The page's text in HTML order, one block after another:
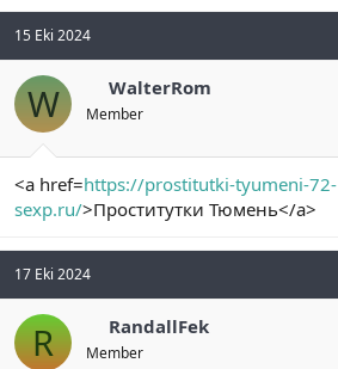
15 Eki 2024
W WalterRom
Member
<a href=https://prostitutki-tyumeni-72-
sexp.ru/>Проститутки Тюмень</a>
17 Eki 2024
R RandallFek
Member